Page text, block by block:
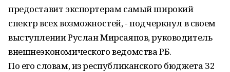
предоставит экспортерам самый широкий
спектр всех возможностей, - подчеркнул в своем
выступлении Руслан Мирсаяпов, руководитель
внешнеэкономического ведомства РБ.
По его словам, из республиканского бюджета 32